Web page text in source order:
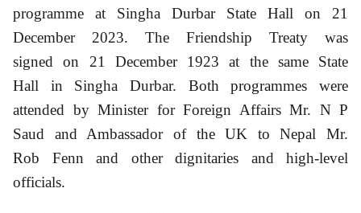
programme at Singha Durbar State Hall on 21
December 2023. The Friendship Treaty was
signed on 21 December 1923 at the same State
Hall in Singha Durbar. Both programmes were
attended by Minister for Foreign Affairs Mr. N P
Saud and Ambassador of the UK to Nepal Mr.
Rob Fenn and other dignitaries and high-level
officials.